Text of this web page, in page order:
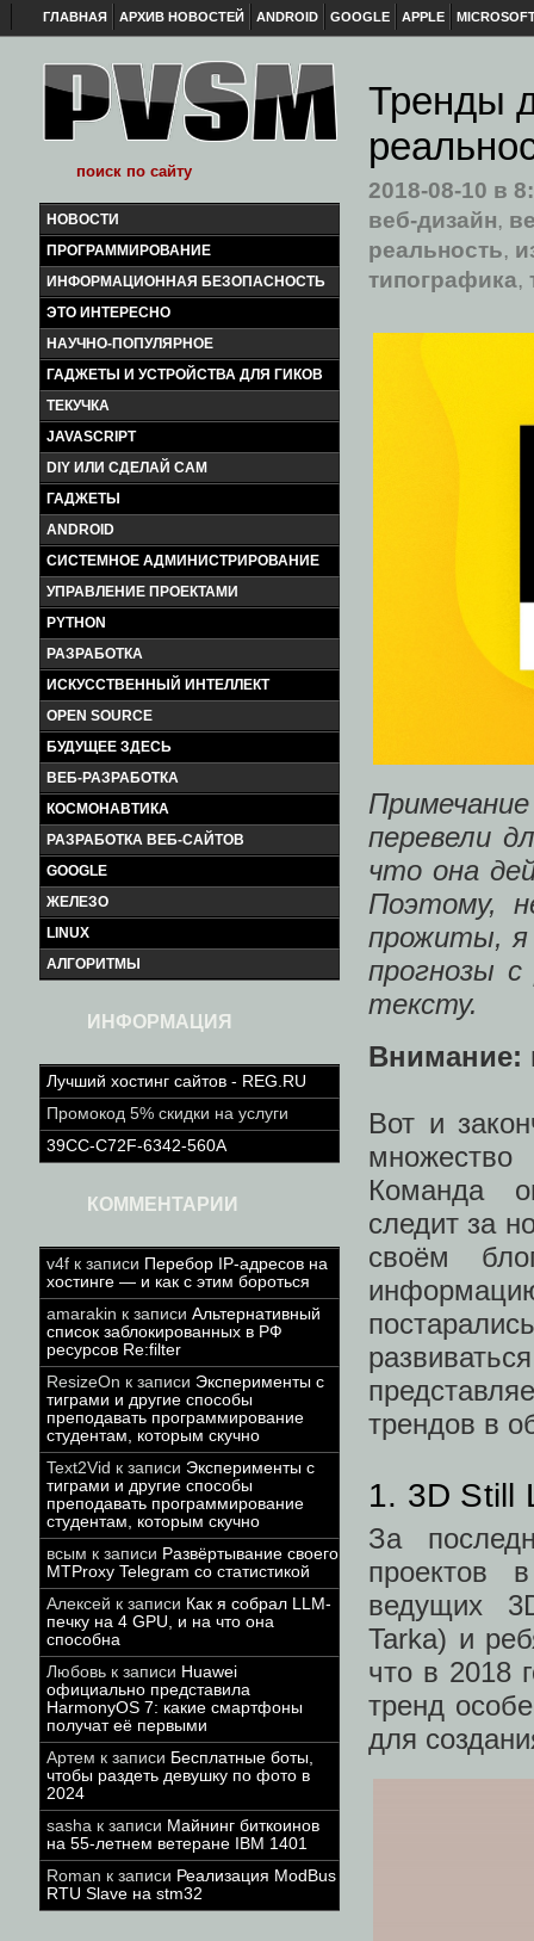
ГЛАВНАЯ АРХИВ НОВОСТЕЙ ANDROID GOOGLE APPLE
НОВОСТИ
ПРОГРАММИРОВАНИЕ
ИНФОРМАЦИОННАЯ БЕЗОПАСНОСТЬ
ЭТО ИНТЕРЕСНО
НАУЧНО-ПОПУЛЯРНОЕ
ГАДЖЕТЫ И УСТРОЙСТВА ДЛЯ ГИКОВ
ТЕКУЧКА
JAVASCRIPT
DIY ИЛИ СДЕЛАЙ САМ
ГАДЖЕТЫ
ANDROID
СИСТЕМНОЕ АДМИНИСТРИРОВАНИЕ
УПРАВЛЕНИЕ ПРОЕКТАМИ
PYTHON
РАЗРАБОТКА
ИСКУССТВЕННЫЙ ИНТЕЛЛЕКТ
OPEN SOURCE
БУДУЩЕЕ ЗДЕСЬ
ВЕБ-РАЗРАБОТКА
КОСМОНАВТИКА
РАЗРАБОТКА ВЕБ-САЙТОВ
GOOGLE
ЖЕЛЕЗО
LINUX
АЛГОРИТМЫ
ИНФОРМАЦИЯ
Лучший хостинг сайтов - REG.RU
Промокод 5% скидки на услуги
39CC-C72F-6342-560A
КОММЕНТАРИИ
v4f к записи Перебор IP-адресов на
хостинге — и как с этим бороться
amarakin к записи Альтернативный
список заблокированных в РФ
ресурсов Re:filter
ResizeOn к записи Эксперименты с
тиграми и другие способы
преподавать программирование
студентам, которым скучно
Text2Vid к записи Эксперименты с
тиграми и другие способы
преподавать программирование
студентам, которым скучно
всым к записи Развёртывание своего
MTProxy Telegram со статистикой
Алексей к записи Как я собрал LLM-
печку на 4 GPU, и на что она
способна
Любовь к записи Huawei
официально представила
HarmonyOS 7: какие смартфоны
получат её первыми
Артем к записи Бесплатные боты,
чтобы раздеть девушку по фото в
2024
sasha к записи Майнинг биткоинов
на 55-летнем ветеране IBM 1401
Roman к записи Реализация ModBus
RTU Slave на stm32
Тренды
2018-08-10 в
веб-дизайн,
реальность,
типографика,
перевели
что она
Поэтому,
прожиты, я
прогнозы
тексту.
Внимание:
Вот и
Команда
следит за
своём
трендов в
1. 3D Still
За
проектов
ведущих
Tarka) и
что в 2018
тренд
для